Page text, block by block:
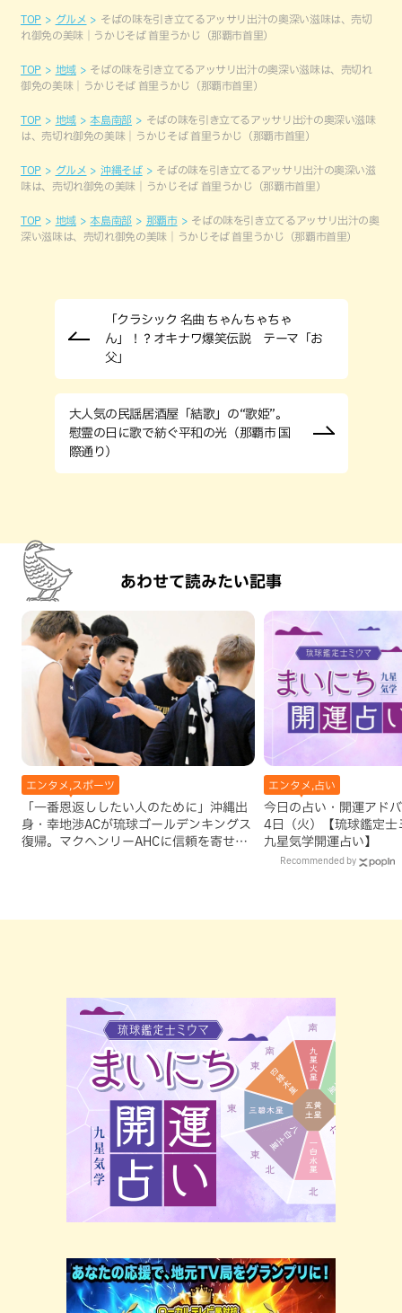
TOP グルメ
そばの味を引き立てるアッサリ出汁の奥深い滋味は、売切
れ御免の美味｜うかじそば 首里うかじ（那覇市首里）
TOP 地域
そばの味を引き立てるアッサリ出汁の奥深い滋味は、売切れ
御免の美味｜うかじそば 首里うかじ（那覇市首里）
TOP 地域 本島南部
そばの味を引き立てるアッサリ出汁の奥深い滋味
は、売切れ御免の美味｜うかじそば 首里うかじ（那覇市首里）
TOP グルメ 沖縄そば
そばの味を引き立てるアッサリ出汁の奥深い滋
味は、売切れ御免の美味｜うかじそば 首里うかじ（那覇市首里）
TOP 地域 本島南部 那覇市
そばの味を引き立てるアッサリ出汁の奥
深い滋味は、売切れ御免の美味｜うかじそば 首里うかじ（那覇市首里）
「クラシック 名曲 ちゃんちゃちゃ
ん」！？オキナワ爆笑伝説 テーマ「お
父」
大人気の民謡居酒屋「結歌」の“歌姫”。
慰霊の日に歌で紡ぐ平和の光（那覇市 国
際通り）
あわせて読みたい記事
エンタメ,スポーツ
「一番恩返ししたい人のために」沖縄出
身・幸地渉ACが琉球ゴールデンキングス
復帰。マクヘンリーAHCに信頼を寄せる
エンタメ,占い
今日の占い・開運アド
4日（火）【琉球鑑定士
九星気学開運占い】
Recommended by